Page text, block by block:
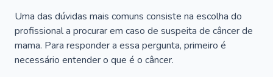
Uma das dúvidas mais comuns consiste na escolha do
profissional a procurar em caso de suspeita de câncer de
mama. Para responder a essa pergunta, primeiro é
necessário entender o que é o câncer.